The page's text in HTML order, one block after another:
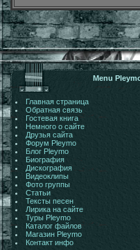
Menu
Главная страница
Обратная связь
Гостевая книга
Немного о сайте
Друзья сайта
Форум Pleymo
Блог Pleymo
Биография
Дискография
Видеоклипы
Фото группы
Статьи
Тексты песен
Лирика на сайте
Туры Pleymo
Каталог файлов
Магазин Pleymo
Контакт инфо